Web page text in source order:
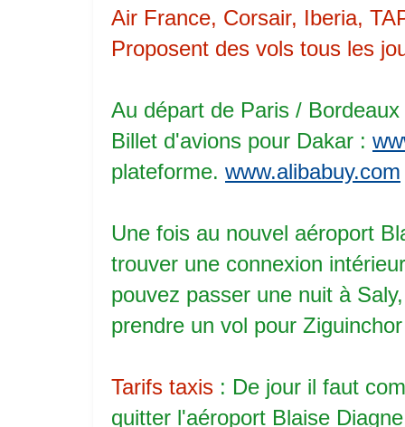
Air France, Corsair, Iberia,
Proposent des vols tous les
Au départ de Paris /
Billet d'avions pour Dakar :
plateforme. www.alibabuy.com
Une fois au nouvel aéroport
trouver une connexion
pouvez passer une nuit à
prendre un vol pour
Tarifs taxis : De jour il faut
quitter l'aéroport Blaise